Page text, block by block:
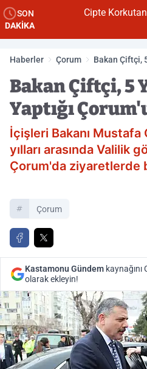
SON
DAKİKA
Cipte Korkutan
Haberler Çorum
Bakan Çiftçi,
Bakan Çiftçi, 5
Yaptığı
İçişleri Bakanı
yılları arasında Valilik
Çorum'da ziyaretlerde
Çorum
Kastamonu Gündem
olarak ekleyin!